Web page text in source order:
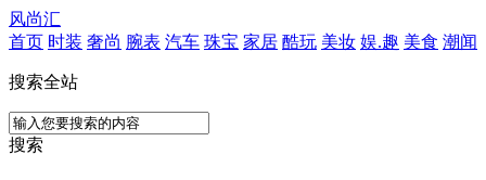
风尚汇
首页 时装 奢尚 腕表 汽车 珠宝 家居 酷玩 美妆 娱.趣 美食 潮闻
搜索全站
搜索